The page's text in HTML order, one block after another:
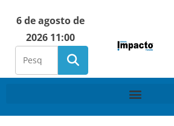
6 de agosto de
2026 11:00